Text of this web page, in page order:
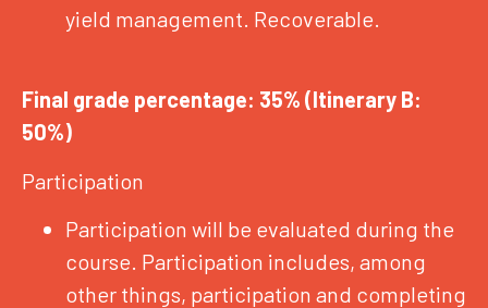
yield management. Recoverable.
Final grade percentage: 35% (Itinerary B:
50%)
Participation
Participation will be evaluated during the
course. Participation includes, among
other things, participation and completing